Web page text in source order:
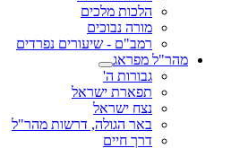
הלכות מלכים
מורה נבוכים
רמב"ם - שיעורים נפרדים
מהר"ל מפראג
גבורות ה'
תפארת ישראל
נצח ישראל
באר הגולה, דרשות מהר"ל
דרך חיים